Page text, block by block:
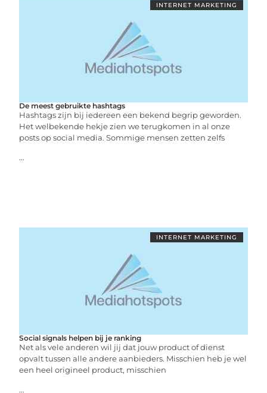
INTERNET MARKETING
De meest gebruikte hashtags
Hashtags zijn bij iedereen een bekend begrip geworden.
Het welbekende hekje zien we terugkomen in al onze
posts op social media. Sommige mensen zetten zelfs
...
INTERNET MARKETING
Social signals helpen bij je ranking
Net als vele anderen wil jij dat jouw product of dienst
opvalt tussen alle andere aanbieders. Misschien heb je wel
een heel origineel product, misschien
...